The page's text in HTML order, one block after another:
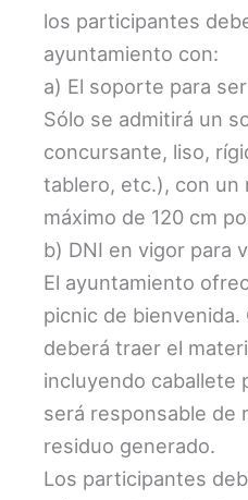
los participantes
ayuntamiento con:
a) El soporte para
Sólo se admitirá un
concursante, liso,
tablero, etc.), con un
máximo de 120 cm
b) DNI en vigor para
El ayuntamiento
picnic de
deberá traer el
incluyendo caballete
será responsable de
residuo generado.
Los participantes